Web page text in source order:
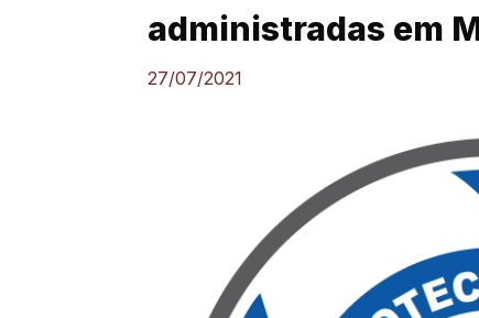
administradas em
27/07/2021